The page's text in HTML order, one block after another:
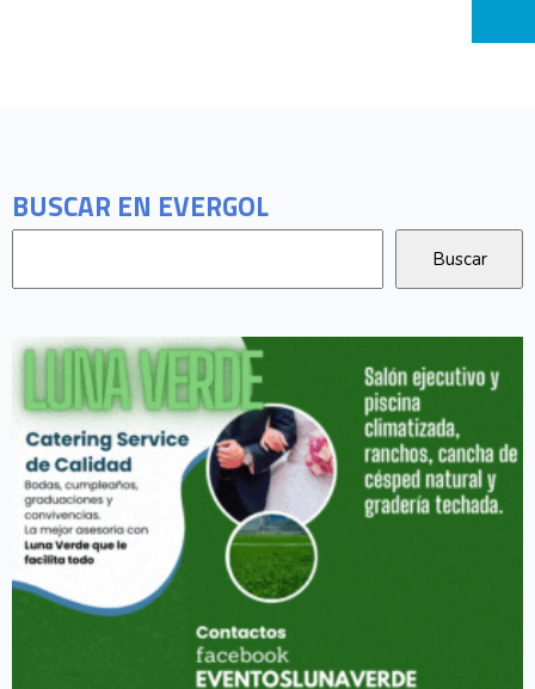
BUSCAR EN EVERGOL